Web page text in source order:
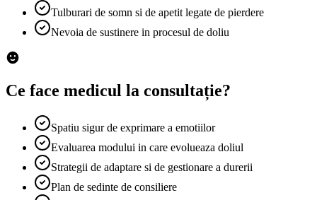
Tulburari de somn si de apetit legate de pierdere
Nevoia de sustinere in procesul de doliu
Ce face medicul la consultație?
Spatiu sigur de exprimare a emotiilor
Evaluarea modului in care evolueaza doliul
Strategii de adaptare si de gestionare a durerii
Plan de sedinte de consiliere